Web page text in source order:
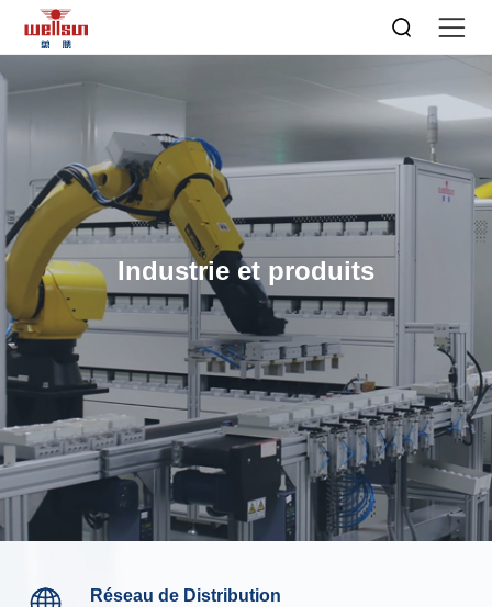
Industrie et produits
Réseau de Distribution